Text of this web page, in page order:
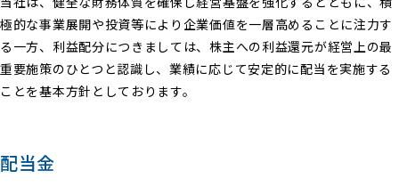
極的な事業展開や投資等により企業価値を一層高めることに注力す
る一方、利益配分につきましては、株主への利益還元が経営上の最
重要施策のひとつと認識し、業績に応じて安定的に配当を実施する
ことを基本方針としております。
配当金